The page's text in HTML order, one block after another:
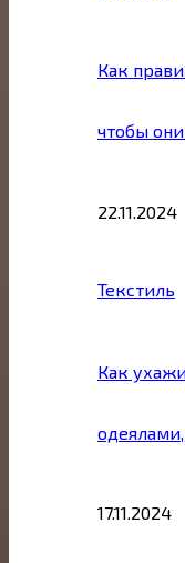
Как
чтобы
22.11.2024
Текстиль
Как
одеялами,
17.11.2024